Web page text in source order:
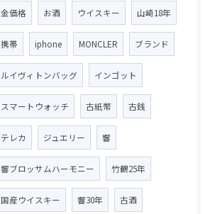
金価格 お酒 ウイスキー 山崎18年
携帯 iphone MONCLER ブランド
ルイヴィトンバッグ インゴット
スマートウォッチ 古紙幣 古銭
テレカ ジュエリー 響
響ブロッサムハーモニー 竹鶴25年
国産ウイスキー 響30年 古酒